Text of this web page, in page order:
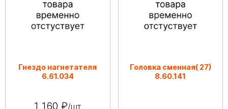
Гнездо нагнетателя
6.61.034
1 160 ₽/шт
Головка сменная( 27)
8.60.141